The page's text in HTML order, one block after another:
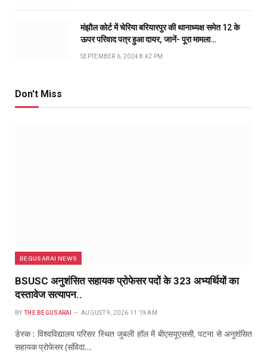
मंझौल कोर्ट में चेरिया बरियारपुर की थानाध्यक्ष समेत 12 के
ऊपर परिवाद पत्र हुआ दायर, जानें- पूरा मामला…
SEPTEMBER 6, 2024 8:42 PM
Don't Miss
BEGUSARAI NEWS
BSUSC अनुशंसित सहायक प्रोफेसर पदों के 323 अभ्यर्थियों का
दस्तावेज सत्यापन..
BY THE BEGUSARAI AUGUST 9, 2026 11:19 AM
डेस्क : विश्वविद्यालय परिसर स्थित जुबली हॉल में बीएसयूएससी, पटना से अनुशंसित
सहायक प्रोफेसर (संविदा…